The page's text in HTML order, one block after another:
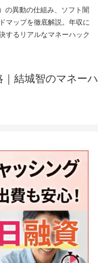
の異動の仕組み、ソフト闇
マップを徹底解説。年収に
するリアルなマネーハック
結城智のマネーハ